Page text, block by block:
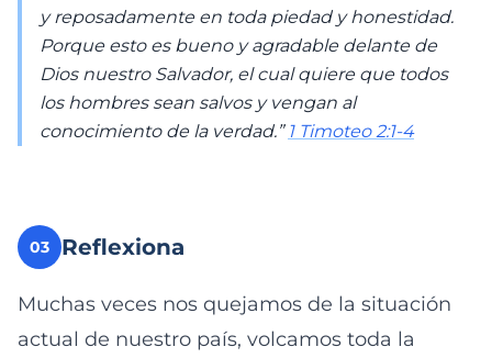
y reposadamente en toda piedad y honestidad.
Porque esto es bueno y agradable delante de
Dios nuestro Salvador, el cual quiere que todos
los hombres sean salvos y vengan al
conocimiento de la verdad.” 1 Timoteo 2:1-4
03 Reflexiona
Muchas veces nos quejamos de la situación
actual de nuestro país, volcamos toda la